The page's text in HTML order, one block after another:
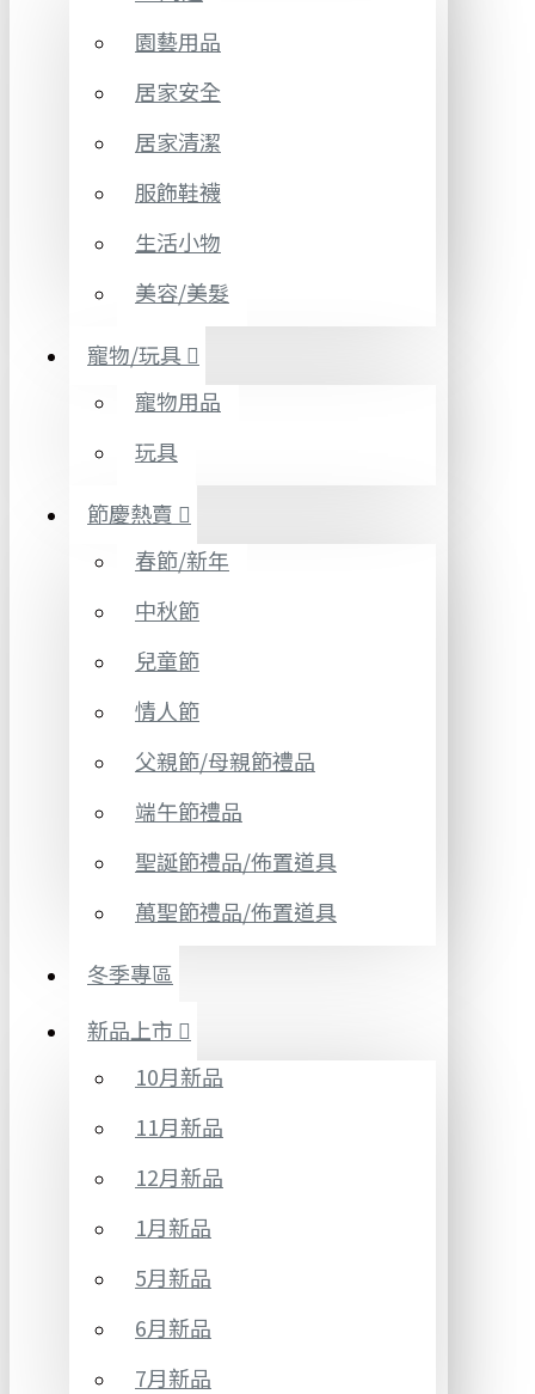
園藝用品
居家安全
居家清潔
服飾鞋襪
生活小物
美容/美髮
寵物/玩具
寵物用品
玩具
節慶熱賣
春節/新年
中秋節
兒童節
情人節
父親節/母親節禮品
端午節禮品
聖誕節禮品/佈置道具
萬聖節禮品/佈置道具
冬季專區
新品上市
10月新品
11月新品
12月新品
1月新品
5月新品
6月新品
7月新品